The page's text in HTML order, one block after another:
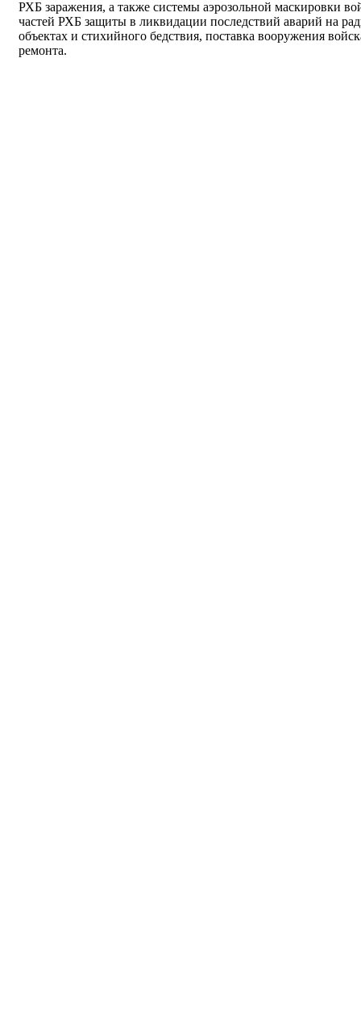
РХБ заражения, а также системы аэрозольной маскировки
частей РХБ защиты в ликвидации последствий аварий на
объектах и стихийного бедствия, поставка вооружения
ремонта.